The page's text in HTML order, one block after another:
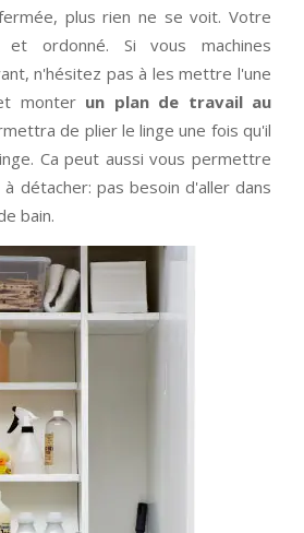
plus rien ne se voit. Votre
ordonné. Si vous machines
n'hésitez pas à les mettre l'une
monter un plan de travail au
de plier le linge une fois qu'il
Ca peut aussi vous permettre
détacher: pas besoin d'aller dans
bain.